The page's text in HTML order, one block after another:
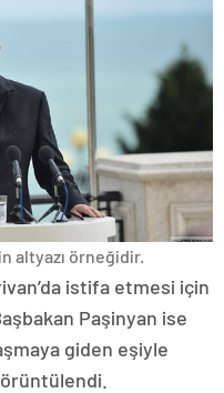
altyazı örneğidir.
istifa etmesi için
Paşinyan ise
giden eşiyle